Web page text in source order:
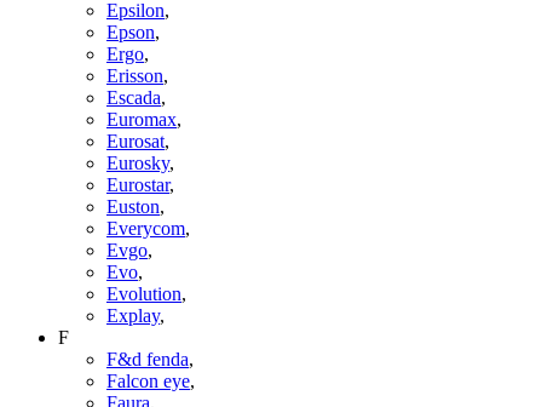
Epsilon,
Epson,
Ergo,
Erisson,
Escada,
Euromax,
Eurosat,
Eurosky,
Eurostar,
Euston,
Everycom,
Evgo,
Evo,
Evolution,
Explay,
F
F&d fenda,
Falcon eye,
Faura,